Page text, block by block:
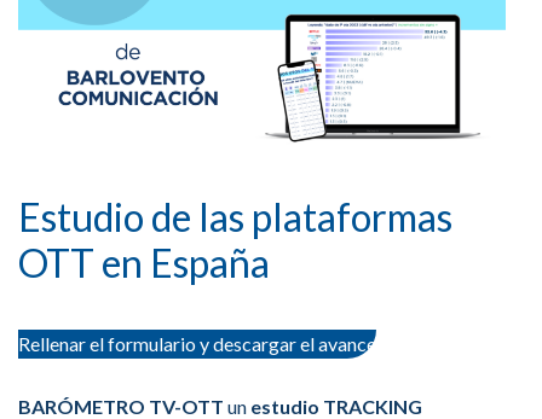
Estudio de las plataformas
OTT en España
Rellenar el formulario y descargar el avance
BARÓMETRO TV-OTT un estudio TRACKING